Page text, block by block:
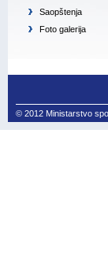
Saopštenja
Foto galerija
© 2012 Ministarstvo